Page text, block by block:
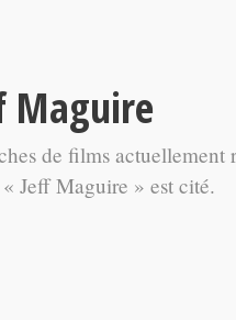
Maguire
de films actuellement
Jeff Maguire » est cité.